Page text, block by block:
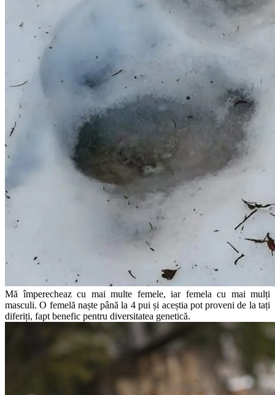
Mă împerecheaz cu mai multe femele, iar femela cu mai mulți
masculi. O femelă naște până la 4 pui și aceștia pot proveni de la tați
diferiți, fapt benefic pentru diversitatea genetică.